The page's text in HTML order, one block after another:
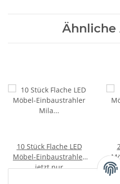
Ähnliche
10 Stück Flache LED
Möbel-Einbaustrahler
Mila 12V - 2,4W - 2 x LED
jetzt nur
Mila